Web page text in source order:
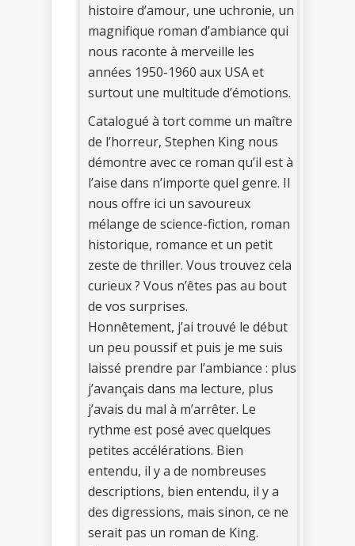
histoire d’amour, une uchronie, un
magnifique roman d’ambiance qui
nous raconte à merveille les
années 1950-1960 aux USA et
surtout une multitude d’émotions.
Catalogué à tort comme un maître
de l’horreur, Stephen King nous
démontre avec ce roman qu’il est à
l’aise dans n’importe quel genre. Il
nous offre ici un savoureux
mélange de science-fiction, roman
historique, romance et un petit
zeste de thriller. Vous trouvez cela
curieux ? Vous n’êtes pas au bout
de vos surprises.
Honnêtement, j’ai trouvé le début
un peu poussif et puis je me suis
laissé prendre par l’ambiance : plus
j’avançais dans ma lecture, plus
j’avais du mal à m’arrêter. Le
rythme est posé avec quelques
petites accélérations. Bien
entendu, il y a de nombreuses
descriptions, bien entendu, il y a
des digressions, mais sinon, ce ne
serait pas un roman de King.